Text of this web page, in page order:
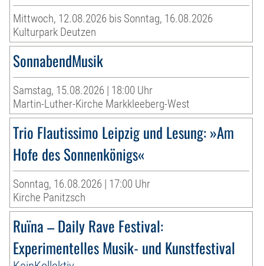
Mittwoch, 12.08.2026 bis Sonntag, 16.08.2026
Kulturpark Deutzen
SonnabendMusik
Samstag, 15.08.2026 | 18:00 Uhr
Martin-Luther-Kirche Markkleeberg-West
Trio Flautissimo Leipzig und Lesung: »Am
Hofe des Sonnenkönigs«
Sonntag, 16.08.2026 | 17:00 Uhr
Kirche Panitzsch
Ruïna – Daily Rave Festival:
Experimentelles Musik- und Kunstfestival